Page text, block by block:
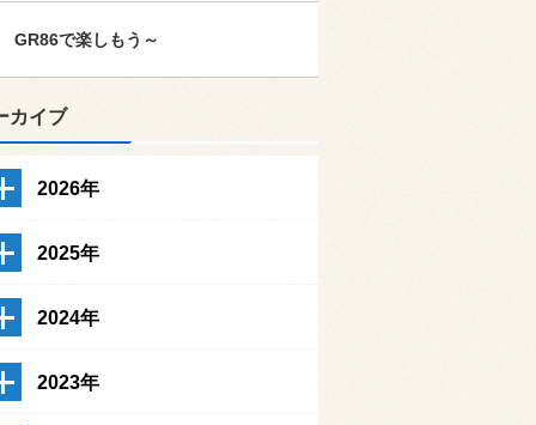
GR86で楽しもう～
カイブ
2026年
2025年
2024年
2023年